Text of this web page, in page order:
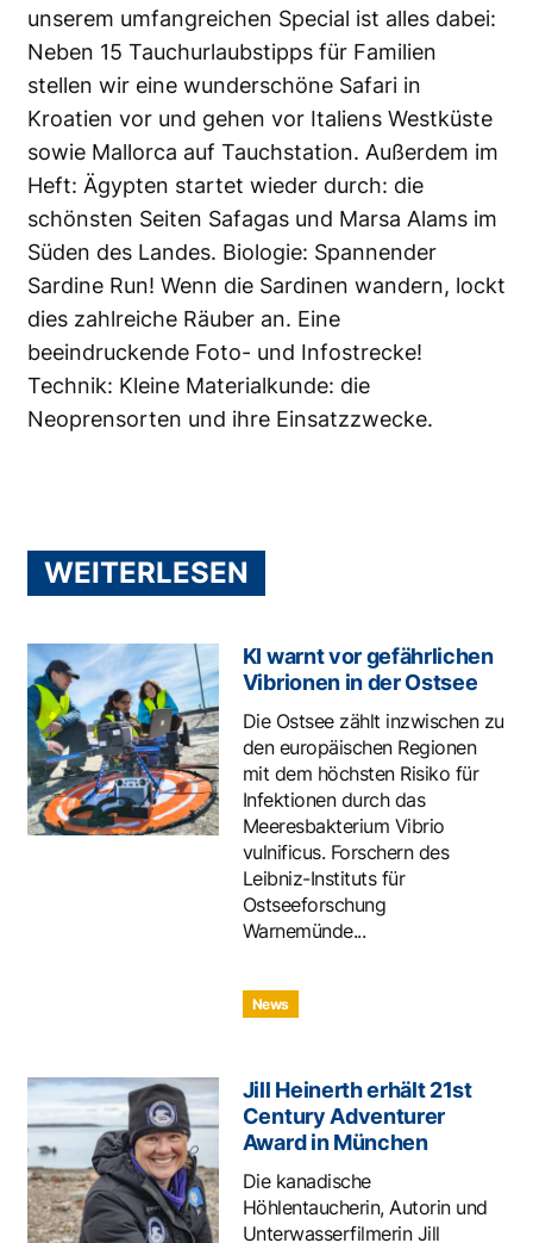
unserem umfangreichen Special ist alles dabei:
Neben 15 Tauchurlaubstipps für Familien
stellen wir eine wunderschöne Safari in
Kroatien vor und gehen vor Italiens Westküste
sowie Mallorca auf Tauchstation. Außerdem im
Heft: Ägypten startet wieder durch: die
schönsten Seiten Safagas und Marsa Alams im
Süden des Landes. Biologie: Spannender
Sardine Run! Wenn die Sardinen wandern, lockt
dies zahlreiche Räuber an. Eine
beeindruckende Foto- und Infostrecke!
Technik: Kleine Materialkunde: die
Neoprensorten und ihre Einsatzzwecke.
WEITERLESEN
KI warnt vor gefährlichen
Vibrionen in der Ostsee
Die Ostsee zählt inzwischen zu
den europäischen Regionen
mit dem höchsten Risiko für
Infektionen durch das
Meeresbakterium Vibrio
vulnificus. Forschern des
Leibniz-Instituts für
Ostseeforschung
Warnemünde...
News
Jill Heinerth erhält 21st
Century Adventurer
Award in München
Die kanadische
Höhlentaucherin, Autorin und
Unterwasserfilmerin Jill